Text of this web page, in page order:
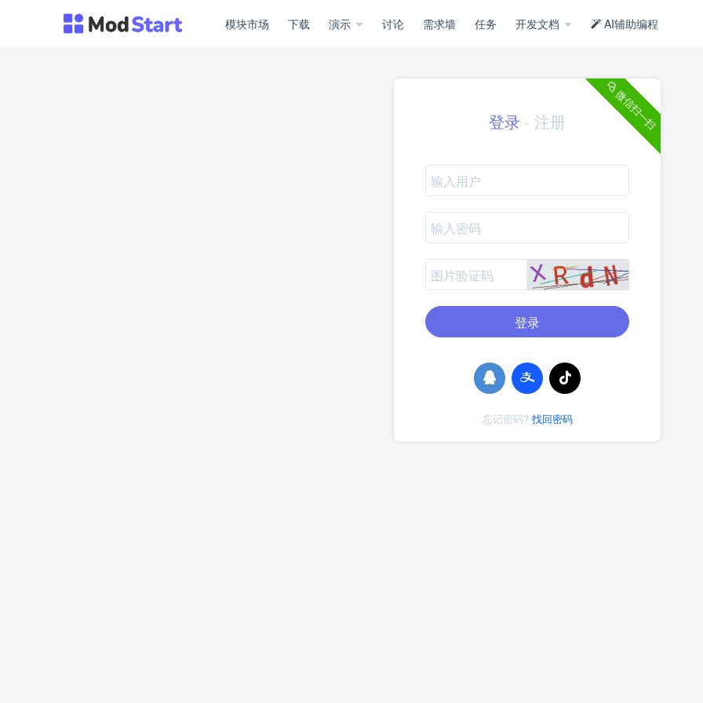
模块市场 下载 演示 讨论 需求墙 任务 开发文档 AI辅助编程
登录 · 注册
登录
忘记密码? 找回密码
微信扫一扫